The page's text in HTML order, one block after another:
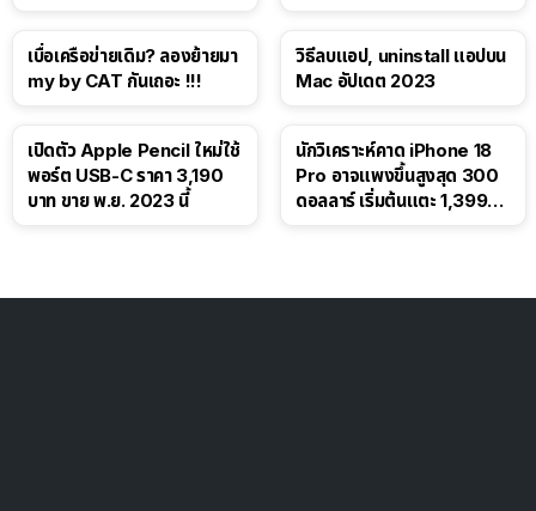
เบื่อเครือข่ายเดิม? ลองย้ายมา
my by CAT กันเถอะ !!!
วิธีลบแอป, uninstall แอปบน
Mac อัปเดต 2023
เปิดตัว Apple Pencil ใหม่ใช้
พอร์ต USB-C ราคา 3,190
บาท ขาย พ.ย. 2023 นี้
นักวิเคราะห์คาด iPhone 18
Pro อาจแพงขึ้นสูงสุด 300
ดอลลาร์ เริ่มต้นแตะ 1,399